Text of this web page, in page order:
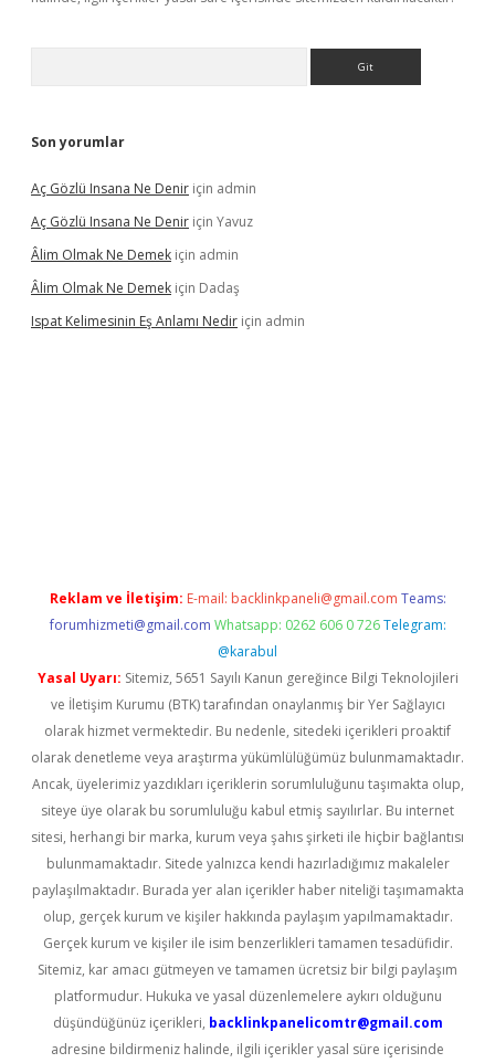
Son yorumlar
Aç Gözlü Insana Ne Denir için admin
Aç Gözlü Insana Ne Denir için Yavuz
Âlim Olmak Ne Demek için admin
Âlim Olmak Ne Demek için Dadaş
Ispat Kelimesinin Eş Anlamı Nedir için admin
Reklam ve İletişim: E-mail: backlinkpaneli@gmail.com Teams:
forumhizmeti@gmail.com Whatsapp: 0262 606 0 726 Telegram:
@karabul
Yasal Uyarı: Sitemiz, 5651 Sayılı Kanun gereğince Bilgi Teknolojileri
ve İletişim Kurumu (BTK) tarafından onaylanmış bir Yer Sağlayıcı
olarak hizmet vermektedir. Bu nedenle, sitedeki içerikleri proaktif
olarak denetleme veya araştırma yükümlülüğümüz bulunmamaktadır.
Ancak, üyelerimiz yazdıkları içeriklerin sorumluluğunu taşımakta olup,
siteye üye olarak bu sorumluluğu kabul etmiş sayılırlar. Bu internet
sitesi, herhangi bir marka, kurum veya şahıs şirketi ile hiçbir bağlantısı
bulunmamaktadır. Sitede yalnızca kendi hazırladığımız makaleler
paylaşılmaktadır. Burada yer alan içerikler haber niteliği taşımamakta
olup, gerçek kurum ve kişiler hakkında paylaşım yapılmamaktadır.
Gerçek kurum ve kişiler ile isim benzerlikleri tamamen tesadüfidir.
Sitemiz, kar amacı gütmeyen ve tamamen ücretsiz bir bilgi paylaşım
platformudur. Hukuka ve yasal düzenlemelere aykırı olduğunu
düşündüğünüz içerikleri, backlinkpanelicomtr@gmail.com
adresine bildirmeniz halinde, ilgili içerikler yasal süre içerisinde